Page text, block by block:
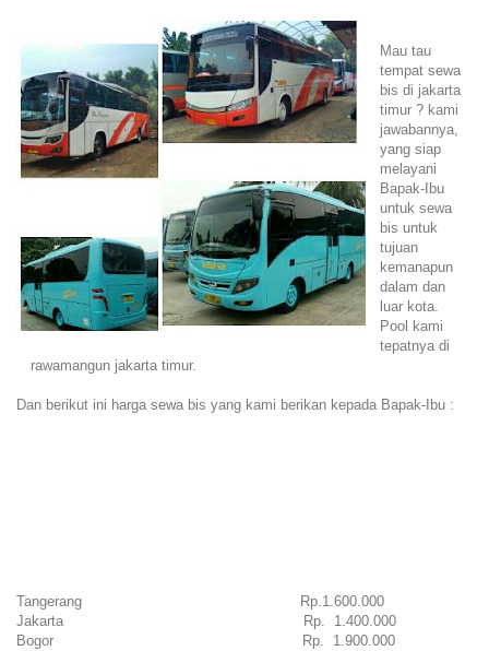
Mau tau
tempat sewa
bis di jakarta
timur ? kami
jawabannya,
yang siap
melayani
Bapak-Ibu
untuk sewa
bis untuk
tujuan
kemanapun
dalam dan
luar kota.
Pool kami
tepatnya di
rawamangun jakarta timur.
Dan berikut ini harga sewa bis yang kami berikan kepada Bapak-Ibu :
Tangerang Rp.1.600.000
Jakarta Rp. 1.400.000
Bogor Rp. 1.900.000